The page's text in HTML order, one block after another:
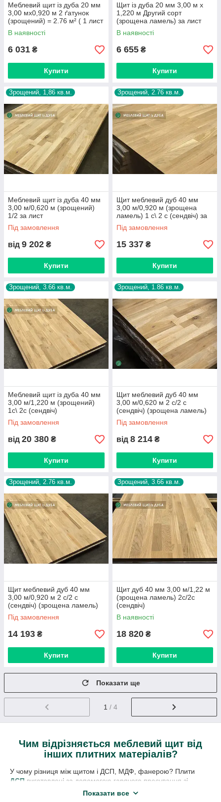
Меблевий щит із дуба 20 мм
3,00 мх0,920 м 2 ґатунок
(зрощений) = 2.76 м² ( 1 лист
)В наявності
6 031 ₴
Купити
Щит із дуба 20 мм 3,00 м х
1,220 м Другий сорт
(зрощена ламель) за лист
В наявності
6 655 ₴
Купити
Зрощений, 1,86 кв.м.
Меблевий щит із дуба 40 мм
3,00 м/0,620 м (зрощений)
1/2 за лист
Під замовлення
від 9 202 ₴
Купити
Зрощений, 2.76 кв.м.
Щит меблевий дуб 40 мм
3,00 м/0,920 м (зрощена
ламель) 1 с\ 2 с (сендвіч) за
лист
Під замовлення
15 337 ₴
Купити
Зрощений, 3.66 кв.м.
Меблевий щит із дуба 40 мм
3,00 м/1,220 м (зрощений)
1с\ 2с (сендвіч)
Під замовлення
від 20 380 ₴
Купити
Зрощений, 1.86 кв.м.
Щит меблевий дуб 40 мм
3,00 м/0,620 м 2 с/2 с
(сендвіч) (зрощена ламель)
Під замовлення
від 8 214 ₴
Купити
Зрощений, 2.76 кв.м.
Щит меблевий дуб 40 мм
3,00 м/0,920 м 2 с/2 с
(сендвіч) (зрощена ламель)
Під замовлення
14 193 ₴
Купити
Зрощений, 3.66 кв.м.
Щит дуб 40 мм 3,00 м/1,22 м
(зрощена ламель) 2с/2с
(сендвіч)
В наявності
18 820 ₴
Купити
Показати ще
1 / 4
Чим відрізняється меблевий щит від
інших плитних матеріалів?
У чому різниця між щитом і ДСП, МДФ, фанерою? Плити
ДСП виготовлені за допомогою гарячого пресування зі
стружки різної фракції і синтетичних смол
Показати все